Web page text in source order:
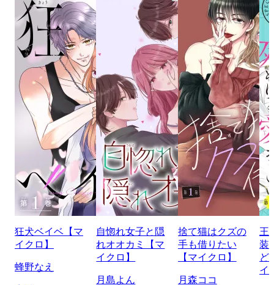
狂犬ベイベ【マ
イクロ】
蜂野なえ
自惚れ女子と隠
れオオカミ【マ
イクロ】
月島よん
捨て猫はクズの
手も借りたい
【マイクロ】
月森ココ
王
装
ど
イ